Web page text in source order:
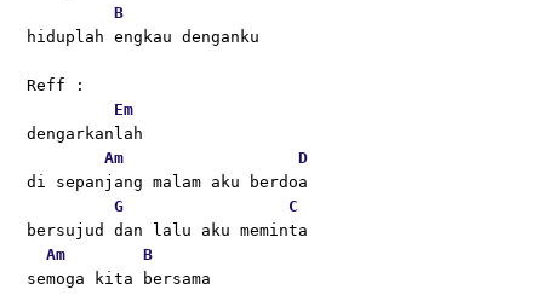
B
hiduplah engkau denganku
Reff :
Em
dengarkanlah
Am
D
di sepanjang malam aku berdoa
G
C
bersujud dan lalu aku meminta
Am
B
semoga kita bersama